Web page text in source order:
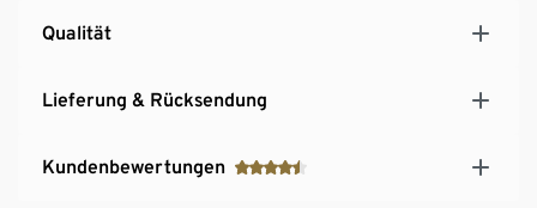
Qualität
Lieferung & Rücksendung
Kundenbewertungen